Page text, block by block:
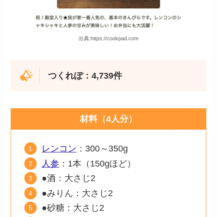
出典:https://cookpad.com
つくれぽ：4,739件
材料（4人分）
レンコン ：300～350g
人参 ：1本（150gほど）
●酒：大さじ2
●みりん：大さじ2
●砂糖：大さじ2